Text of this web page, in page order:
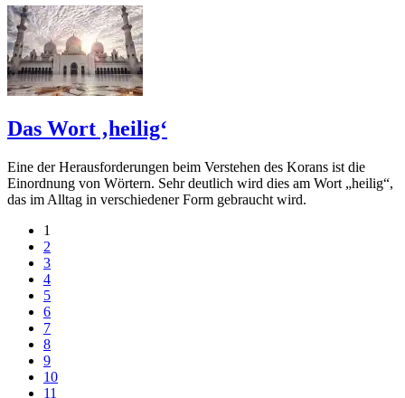
Das Wort ‚heilig‘
Eine der Herausforderungen beim Verstehen des Korans ist die
Einordnung von Wörtern. Sehr deutlich wird dies am Wort „heilig“,
das im Alltag in verschiedener Form gebraucht wird.
1
2
3
4
5
6
7
8
9
10
11